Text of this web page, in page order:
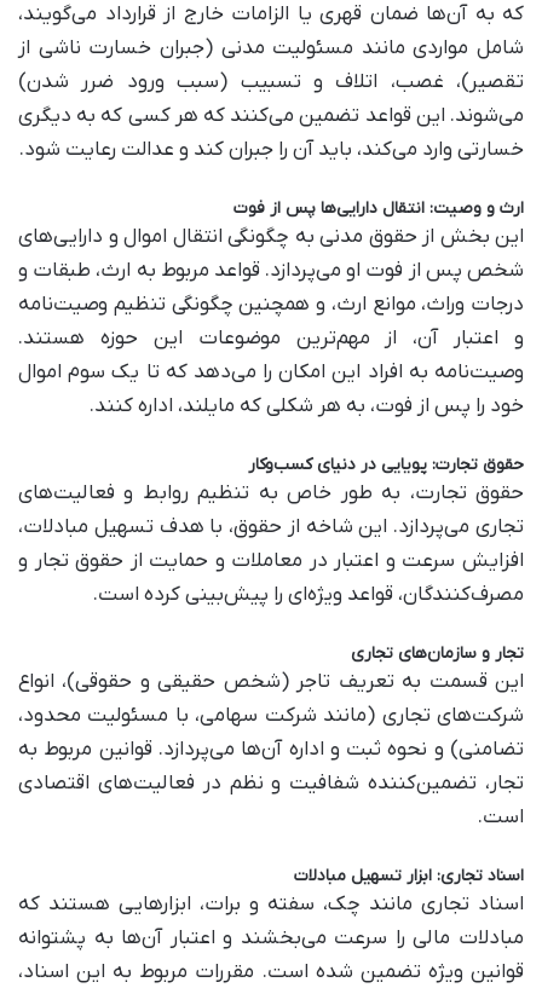
که به آن‌ها ضمان قهری یا الزامات خارج از قرارداد می‌گویند،
شامل مواردی مانند مسئولیت مدنی (جبران خسارت ناشی از
تقصیر)، غصب، اتلاف و تسبیب (سبب ورود ضرر شدن)
می‌شوند. این قواعد تضمین می‌کنند که هر کسی که به دیگری
خسارتی وارد می‌کند، باید آن را جبران کند و عدالت رعایت شود.
ارث و وصیت: انتقال دارایی‌ها پس از فوت
این بخش از حقوق مدنی به چگونگی انتقال اموال و دارایی‌های
شخص پس از فوت او می‌پردازد. قواعد مربوط به ارث، طبقات و
درجات وراث، موانع ارث، و همچنین چگونگی تنظیم وصیت‌نامه
و اعتبار آن، از مهم‌ترین موضوعات این حوزه هستند.
وصیت‌نامه به افراد این امکان را می‌دهد که تا یک سوم اموال
خود را پس از فوت، به هر شکلی که مایلند، اداره کنند.
حقوق تجارت: پویایی در دنیای کسب‌وکار
حقوق تجارت، به طور خاص به تنظیم روابط و فعالیت‌های
تجاری می‌پردازد. این شاخه از حقوق، با هدف تسهیل مبادلات،
افزایش سرعت و اعتبار در معاملات و حمایت از حقوق تجار و
مصرف‌کنندگان، قواعد ویژه‌ای را پیش‌بینی کرده است.
تجار و سازمان‌های تجاری
این قسمت به تعریف تاجر (شخص حقیقی و حقوقی)، انواع
شرکت‌های تجاری (مانند شرکت سهامی، با مسئولیت محدود،
تضامنی) و نحوه ثبت و اداره آن‌ها می‌پردازد. قوانین مربوط به
تجار، تضمین‌کننده شفافیت و نظم در فعالیت‌های اقتصادی
است.
اسناد تجاری: ابزار تسهیل مبادلات
اسناد تجاری مانند چک، سفته و برات، ابزارهایی هستند که
مبادلات مالی را سرعت می‌بخشند و اعتبار آن‌ها به پشتوانه
قوانین ویژه تضمین شده است. مقررات مربوط به این اسناد،